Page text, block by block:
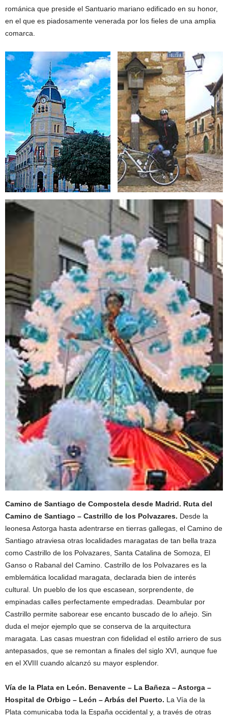
románica que preside el Santuario mariano edificado en su honor,
en el que es piadosamente venerada por los fieles de una amplia
comarca.
Camino de Santiago de Compostela desde Madrid. Ruta del
Camino de Santiago – Castrillo de los Polvazares. Desde la
leonesa Astorga hasta adentrarse en tierras gallegas, el Camino de
Santiago atraviesa otras localidades maragatas de tan bella traza
como Castrillo de los Polvazares, Santa Catalina de Somoza, El
Ganso o Rabanal del Camino. Castrillo de los Polvazares es la
emblemática localidad maragata, declarada bien de interés
cultural. Un pueblo de los que escasean, sorprendente, de
empinadas calles perfectamente empedradas. Deambular por
Castrillo permite saborear ese encanto buscado de lo añejo. Sin
duda el mejor ejemplo que se conserva de la arquitectura
maragata. Las casas muestran con fidelidad el estilo arriero de sus
antepasados, que se remontan a finales del siglo XVI, aunque fue
en el XVIII cuando alcanzó su mayor esplendor.
Vía de la Plata en León. Benavente – La Bañeza – Astorga –
Hospital de Orbigo – León – Arbás del Puerto. La Vía de la
Plata comunicaba toda la España occidental y, a través de otras